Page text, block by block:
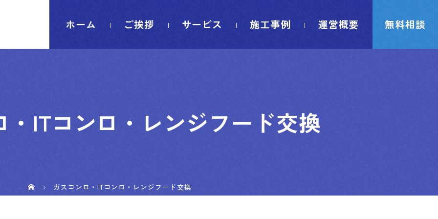
ホーム ご挨拶 サービス 施工事例 運営概要 無料相談
・ITコンロ・レンジフード交換
ガスコンロ・ITコンロ・レンジフード交換